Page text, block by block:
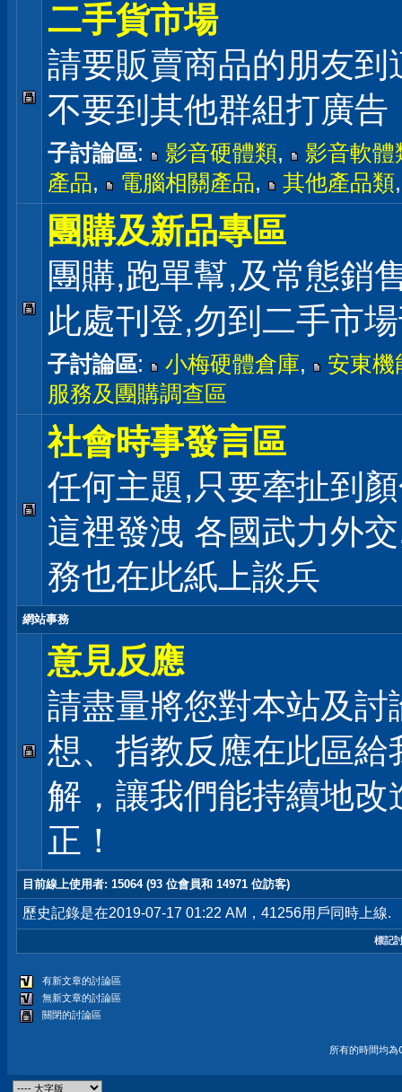
二手貨市場
請要販賣商品的朋友到
不要到其他群組打廣告
子討論區: 影音硬體類,
影音軟體
產品, 電腦相關產品, 其他產品類
團購及新品專區
團購,跑單幫,及常態銷
此處刊登,勿到二手市
子討論區: 小梅硬體倉庫,
安東機
服務及團購調查區
社會時事發言區
任何主題,只要牽扯到
這裡發洩 各國武力外
務也在此紙上談兵
網站事務
意見反應
請盡量將您對本站及討
想、指教反應在此區給
解，讓我們能持續地改
正！
目前線上使用者: 15064 (93 位會員和 14971 位訪客)
歷史記錄是在2019-07-17 01:22 AM，41256用戶同時上線.
標記
有新文章的討論區
無新文章的討論區
關閉的討論區
所有的時間均為